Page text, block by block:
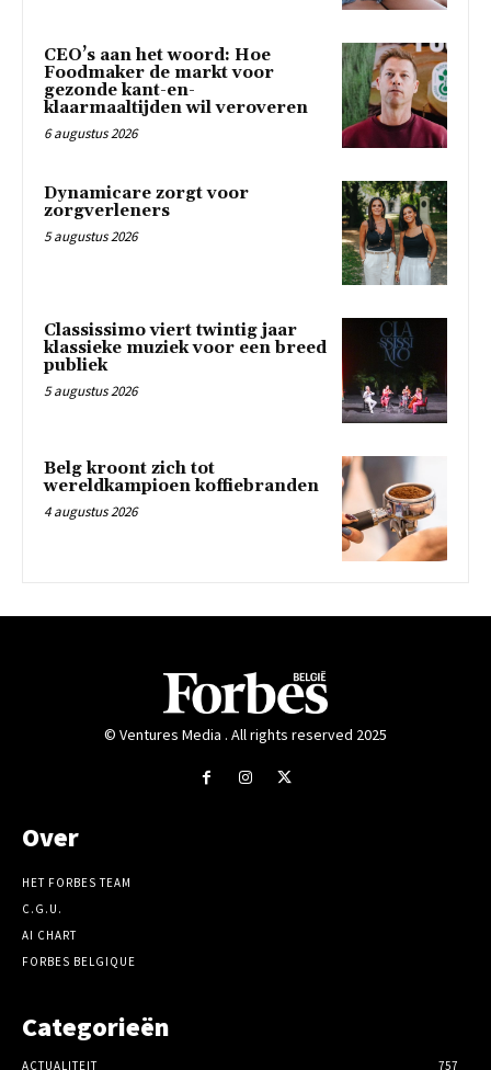
CEO’s aan het woord: Hoe
Foodmaker de markt voor
gezonde kant-en-
klaarmaaltijden wil veroveren
6 augustus 2026
Dynamicare zorgt voor
zorgverleners
5 augustus 2026
Classissimo viert twintig jaar
klassieke muziek voor een breed
publiek
5 augustus 2026
Belg kroont zich tot
wereldkampioen koffiebranden
4 augustus 2026
© Ventures Media . All rights reserved 2025
Over
HET FORBES TEAM
C.G.U.
AI CHART
FORBES BELGIQUE
Categorieën
ACTUALITEIT 757